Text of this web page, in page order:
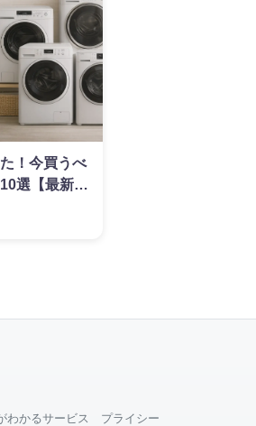
！今買うべ
選【最新
わかるサービス プライシー